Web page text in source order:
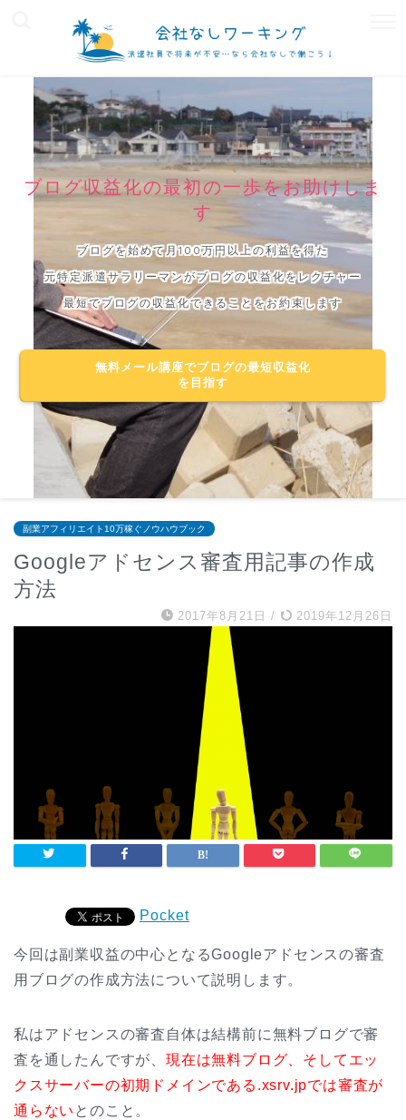
ブログ収益化の最初の一歩をお助けしま
す
ブログを始めて月100万円以上の利益を得た
元特定派遣サラリーマンがブログの収益化をレクチャー
最短でブログの収益化できることをお約束します
無料メール講座でブログの最短収益化
を目指す
副業アフィリエイト10万稼ぐノウハウブック
Googleアドセンス審査用記事の作成
方法
2017年8月21日 / 2019年12月26日
Pocket
今回は副業収益の中心となるGoogleアドセンスの審査
用ブログの作成方法について説明します。
私はアドセンスの審査自体は結構前に無料ブログで審
査を通したんですが、 現在は無料ブログ、そしてエッ
クスサーバーの初期ドメインである.xsrv.jpでは審査が
通らない とのこと。